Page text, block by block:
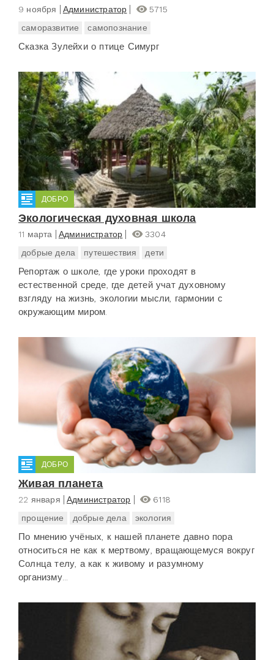
9 ноября Администратор
5715
саморазвитие
самопознание
Сказка Зулейхи о птице Симург
ДОБРО
Экологическая духовная школа
11 марта Администратор
3304
добрые дела
путешествия дети
Репортаж о школе, где уроки проходят в
естественной среде, где детей учат духовному
взгляду на жизнь, экологии мысли, гармонии с
окружающим миром.
ДОБРО
Живая планета
22 января Администратор
6118
прощение
добрые дела экология
По мнению учёных, к нашей планете давно пора
относиться не как к мертвому, вращающемуся вокруг
Солнца телу, а как к живому и разумному
организму...